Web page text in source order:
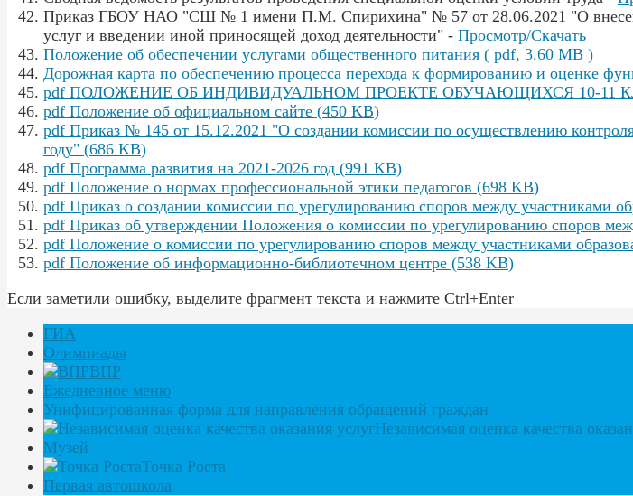
Приказ ГБОУ НАО "СШ № 1 имени П.М. Спирихина" № 57 от 28.06.2021 "О
услуг и введении иной приносящей доход деятельности" - Просмотр/Скачать
Положение об обеспечении услугами общественного питания ( pdf, 3.60 MB )
Дорожная карта по обеспечению процесса перехода к формированию и оценке
pdf ПОЛОЖЕНИЕ ОБ ИНДИВИДУАЛЬНОМ ПРОЕКТЕ ОБУЧАЮЩИХСЯ 10-11
pdf Положение об официальном сайте (450 KB)
pdf Приказ № 145 от 15.12.2021 "О создании комиссии по осуществлению
году" (686 KB)
pdf Программа развития на 2021-2026 год (991 KB)
pdf Положение о нормах профессиональной этики педагогов (698 KB)
pdf Приказ о создании комиссии по урегулированию споров между участниками
pdf Приказ об утверждении Положения о комиссии по урегулированию споров
pdf Положение о комиссии по урегулированию споров между участниками
pdf Положение об информационно-библиотечном центре (538 KB)
Если заметили ошибку, выделите фрагмент текста и нажмите Ctrl+Enter
ГИА
Олимпиады
ВПР
Ежедневное меню
Унифицированная форма для направления обращений граждан
Независимая оценка качества
Музей
Точка Роста
Первая автошкола